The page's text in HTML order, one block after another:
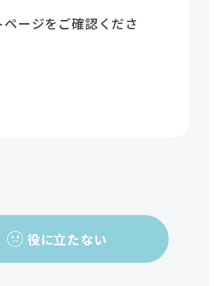
ージをご確認くださ
役に立たない